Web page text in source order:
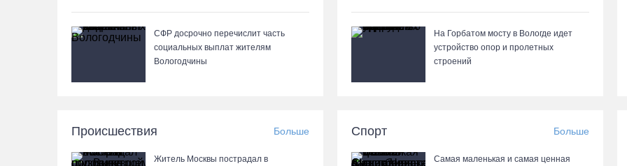
СФР досрочно перечислит часть
социальных выплат жителям
Вологодчины
На Горбатом мосту в Вологде идет
устройство опор и пролетных
строений
Происшествия Больше
Житель Москвы пострадал в
Спорт Больше
Самая маленькая и самая ценная